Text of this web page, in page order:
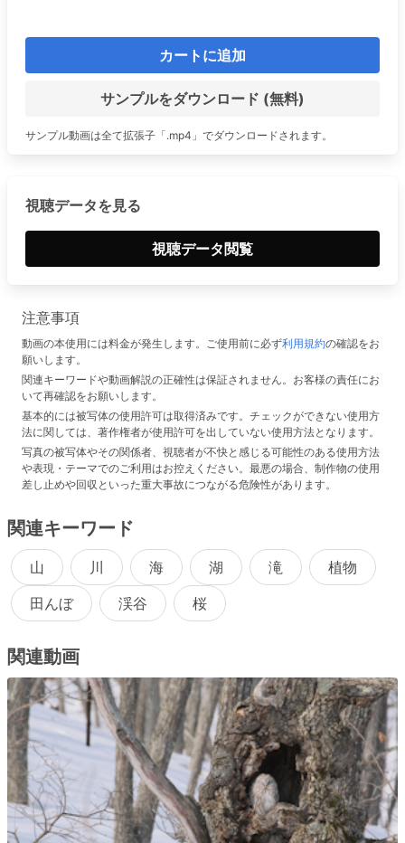
カートに追加
サンプルをダウンロード (無料)
サンプル動画は全て拡張子「.mp4」でダウンロードされます。
視聴データを見る
視聴データ閲覧
注意事項
動画の本使用には料金が発生します。ご使用前に必ず利用規約の確認をお
願いします。
関連キーワードや動画解説の正確性は保証されません。お客様の責任にお
いて再確認をお願いします。
基本的には被写体の使用許可は取得済みです。チェックができない使用方
法に関しては、著作権者が使用許可を出していない使用方法となります。
写真の被写体やその関係者、視聴者が不快と感じる可能性のある使用方法
や表現・テーマでのご利用はお控えください。最悪の場合、制作物の使用
差し止めや回収といった重大事故につながる危険性があります。
関連キーワード
山 川 海 湖 滝
植物
田んぼ
渓谷 桜
関連動画